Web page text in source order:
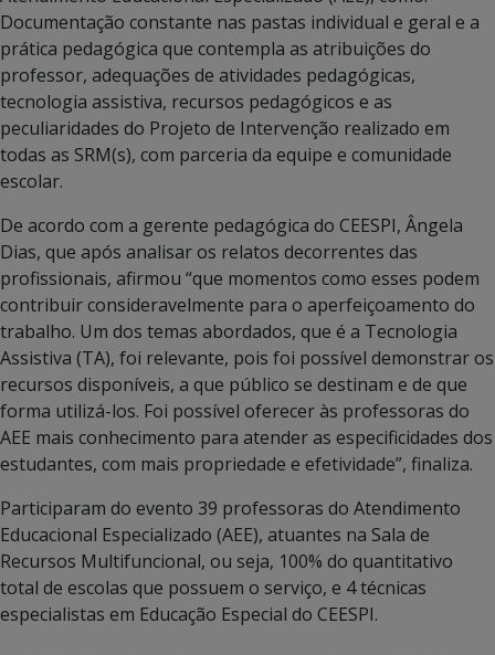
Documentação constante nas pastas individual e geral e a
prática pedagógica que contempla as atribuições do
professor, adequações de atividades pedagógicas,
tecnologia assistiva, recursos pedagógicos e as
peculiaridades do Projeto de Intervenção realizado em
todas as SRM(s), com parceria da equipe e comunidade
escolar.
De acordo com a gerente pedagógica do CEESPI, Ângela
Dias, que após analisar os relatos decorrentes das
profissionais, afirmou “que momentos como esses podem
contribuir consideravelmente para o aperfeiçoamento do
trabalho. Um dos temas abordados, que é a Tecnologia
Assistiva (TA), foi relevante, pois foi possível demonstrar os
recursos disponíveis, a que público se destinam e de que
forma utilizá-los. Foi possível oferecer às professoras do
AEE mais conhecimento para atender as especificidades dos
estudantes, com mais propriedade e efetividade”, finaliza.
Participaram do evento 39 professoras do Atendimento
Educacional Especializado (AEE), atuantes na Sala de
Recursos Multifuncional, ou seja, 100% do quantitativo
total de escolas que possuem o serviço, e 4 técnicas
especialistas em Educação Especial do CEESPI.